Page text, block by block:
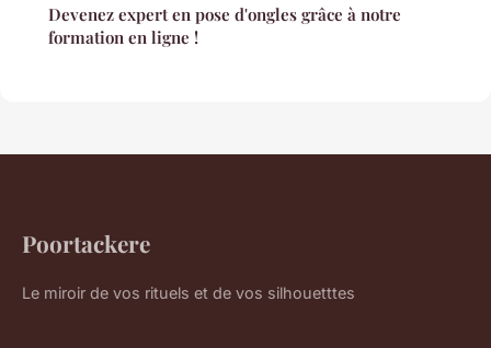
Devenez expert en pose d'ongles grâce à notre
formation en ligne !
Poortackere
Le miroir de vos rituels et de vos silhouetttes